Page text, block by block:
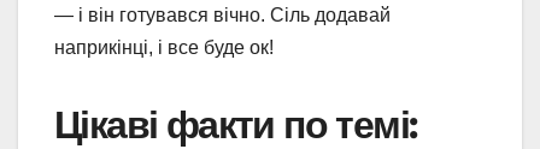
— і він готувався вічно. Сіль додавай
наприкінці, і все буде ок!
Цікаві факти по темі: